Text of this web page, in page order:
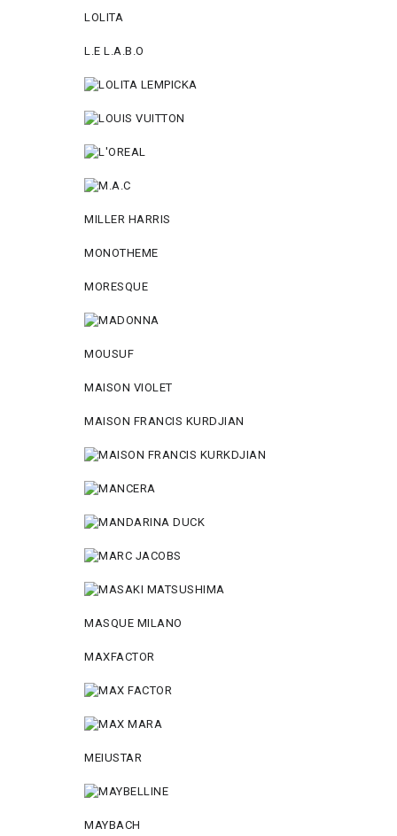
LOLITA
L.E L.A.B.O
MILLER HARRIS
MONOTHEME
MORESQUE
MOUSUF
MAISON VIOLET
MAISON FRANCIS KURDJIAN
MASQUE MILANO
MAXFACTOR
MEIUSTAR
MAYBACH